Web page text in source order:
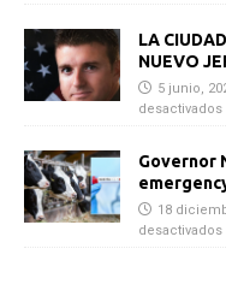
LA
NUEVO
5 junio,
desactivados
Governor
18
desactivados